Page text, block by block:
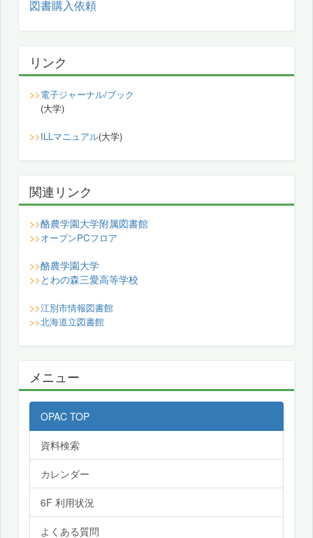
図書購入依頼
リンク
>>電子ジャーナル/ブック
(大学)
>>ILLマニュアル(大学)
関連リンク
>>酪農学園大学附属図書館
>>オープンPCフロア
>>酪農学園大学
>> とわの森三愛高等学校
>>江別市情報図書館
>>北海道立図書館
メニュー
OPAC TOP
資料検索
カレンダー
6F 利用状況
よくある質問